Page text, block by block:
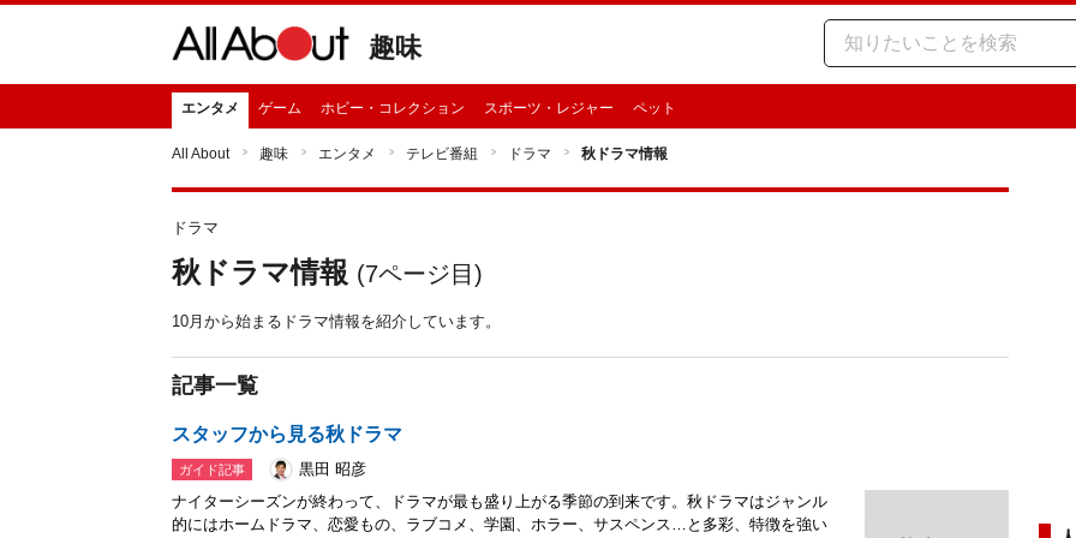
趣味
エンタメ ゲーム ホビー・コレクション スポーツ・レジャー ペット
All About 趣味 エンタメ テレビ番組 ドラマ 秋ドラマ情報
ドラマ
秋ドラマ情報 (7ページ目)
10月から始まるドラマ情報を紹介しています。
記事一覧
スタッフから見る秋ドラマ
ガイド記事
黒田 昭彦
ナイターシーズンが終わって、ドラマが最も盛り上がる季節の到来です。秋ドラマはジャンル
的にはホームドラマ、恋愛もの、ラブコメ、学園、ホラー、サスペンス…と多彩、特徴を強い